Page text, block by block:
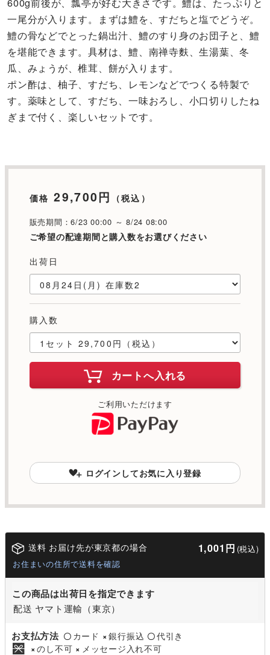
一尾分が入ります。まずは鱧を、すだちと塩でどうぞ。
鱧の骨などでとった鍋出汁、鱧のすり身のお団子と、鱧
を堪能できます。具材は、鱧、南禅寺麩、生湯葉、冬
瓜、みょうが、椎茸、餅が入ります。
ポン酢は、柚子、すだち、レモンなどでつくる特製で
す。薬味として、すだち、一味おろし、小口切りしたね
ぎまで付く、楽しいセットです。
価格 29,700円 （税込）
販売期間：6/23 00:00 ～ 8/24 08:00
ご希望の配達期間と購入数をお選びください
出荷日
購入数
カートへ入れる
ご利用いただけます
ログインしてお気に入り登録
送料 お届け先が東京都の場合 1,001円 (税込)
お住まいの住所で送料を確認
この商品は出荷日を指定できます
配送 ヤマト運輸（東京）
お支払方法 〇 カード × 銀行振込 〇代引き
× のし不可 × メッセージ入れ不可